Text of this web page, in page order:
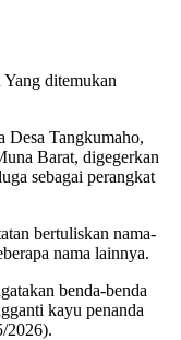
ditemukan
Desa Tangkumaho,
Barat, digegerkan
sebagai perangkat
bertuliskan nama-
nama lainnya.
benda-benda
kayu penanda
2026).